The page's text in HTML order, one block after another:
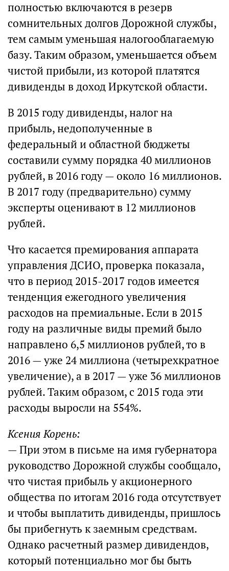
полностью включаются в резерв
сомнительных долгов Дорожной службы,
тем самым уменьшая налогооблагаемую
базу. Таким образом, уменьшается объем
чистой прибыли, из которой платятся
дивиденды в доход Иркутской области.
В 2015 году дивиденды, налог на
прибыль, недополученные в
федеральный и областной бюджеты
составили сумму порядка 40 миллионов
рублей, в 2016 году — около 16 миллионов.
В 2017 году (предварительно) сумму
эксперты оценивают в 12 миллионов
рублей.
Что касается премирования аппарата
управления ДСИО, проверка показала,
что в период 2015-2017 годов имеется
тенденция ежегодного увеличения
расходов на премиальные. Если в 2015
году на различные виды премий было
направлено 6,5 миллионов рублей, то в
2016 — уже 24 миллиона (четырехкратное
увеличение), а в 2017 — уже 36 миллионов
рублей. Таким образом, с 2015 года эти
расходы выросли на 554%.
Ксения Корень:
— При этом в письме на имя губернатора
руководство Дорожной службы сообщало,
что чистая прибыль у акционерного
общества по итогам 2016 года отсутствует
и чтобы выплатить дивиденды, пришлось
бы прибегнуть к заемным средствам.
Однако расчетный размер дивидендов,
который потенциально мог бы быть